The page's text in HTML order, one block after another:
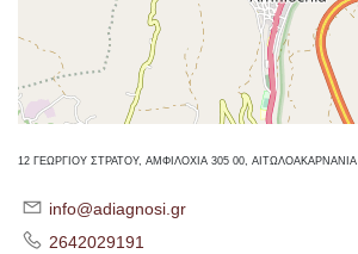
12 ΓΕΩΡΓΙΟΥ ΣΤΡΑΤΟΥ, ΑΜΦΙΛΟΧΙΑ 305 00, ΑΙΤΩΛΟΑΚΑΡΝΑΝΙΑ
info@adiagnosi.gr
2642029191